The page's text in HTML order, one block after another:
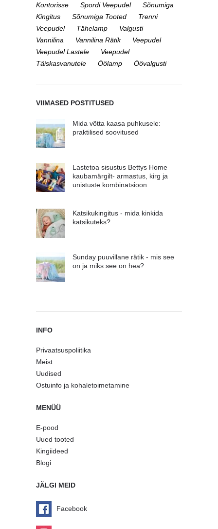
Kontorisse
Spordi Veepudel
Sõnumiga
Kingitus
Sõnumiga Tooted
Trenni
Veepudel
Tähelamp
Valgusti
Vannilina
Vannilina Rätik
Veepudel
Veepudel Lastele
Veepudel
Täiskasvanutele
Öölamp Öövalgusti
VIIMASED POSTITUSED
Mida võtta kaasa puhkusele:
praktilised soovitused
Lastetoa sisustus Bettys Home
kaubamärgilt- armastus, kirg ja
unistuste kombinatsioon
Katsikukingitus - mida kinkida
katsikuteks?
Sunday puuvillane rätik - mis see
on ja miks see on hea?
INFO
Privaatsuspoliitika
Meist
Uudised
Ostuinfo ja kohaletoimetamine
MENÜÜ
E-pood
Uued tooted
Kingiideed
Blogi
JÄLGI MEID
Facebook